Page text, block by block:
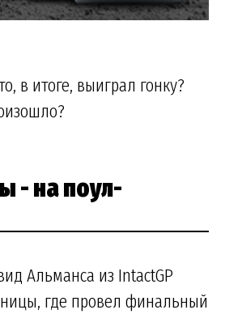
в итоге, выиграл гонку?
- на поул-
Альманса из IntactGP
где провел финальный